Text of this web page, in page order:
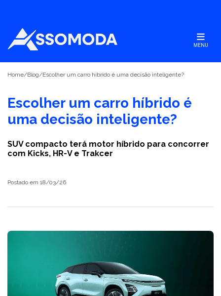
MENU
Home/Blog/Escolher um carro híbrido é uma decisão inteligente?
Escolher um carro híbrido é
uma decisão inteligente?
SUV compacto terá motor híbrido para concorrer
com Kicks, HR-V e Trakcer
Postado em 18/03/26